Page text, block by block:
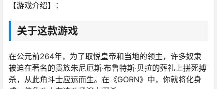
【游戏介绍】：
关于这款游戏
在公元前264年，为了取悦皇帝和当地的领主，许多奴隶
被迫在著名的贵族朱尼厄斯·布鲁特斯·贝拉的葬礼上拼死搏
杀，从此角斗士应运而生。在《GORN》中，你就将化身